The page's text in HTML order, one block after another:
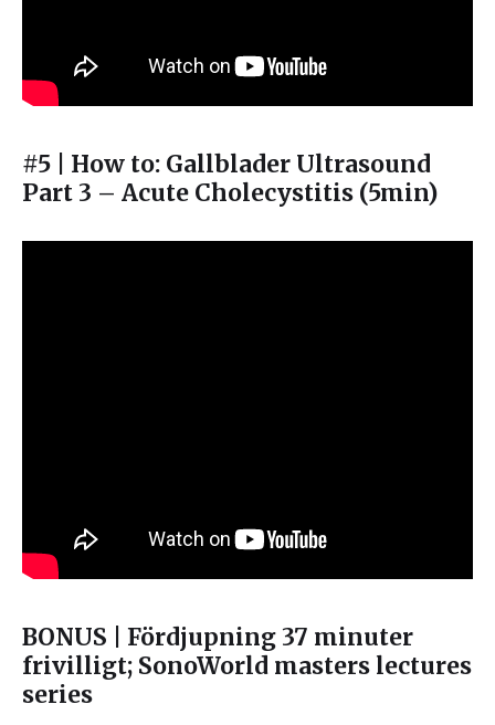
#5 | How to: Gallblader Ultrasound
Part 3 – Acute Cholecystitis (5min)
BONUS | Fördjupning 37 minuter
frivilligt; SonoWorld masters lectures
series